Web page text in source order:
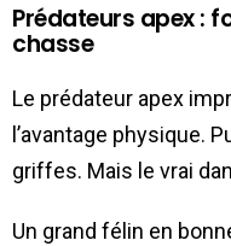
Prédateurs apex :
chasse
Le prédateur apex
l’avantage physique.
griffes. Mais le vrai
Un grand félin en